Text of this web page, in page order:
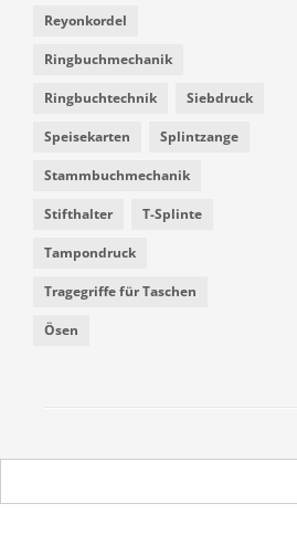
Reyonkordel
Ringbuchmechanik
Ringbuchtechnik Siebdruck
Speisekarten Splintzange
Stammbuchmechanik
Stifthalter T-Splinte
Tampondruck
Tragegriffe für Taschen
Ösen